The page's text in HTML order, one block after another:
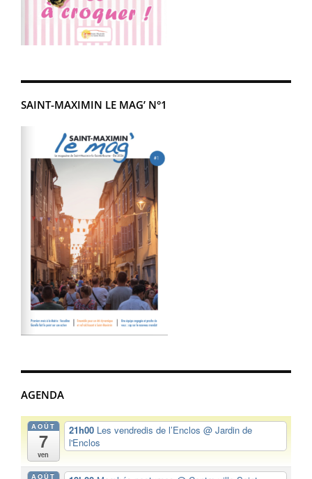
SAINT-MAXIMIN LE MAG’ N°1
AGENDA
AOÛT
7
ven
21h00 Les vendredis de l’Enclos @ Jardin de
l'Enclos
AOÛT